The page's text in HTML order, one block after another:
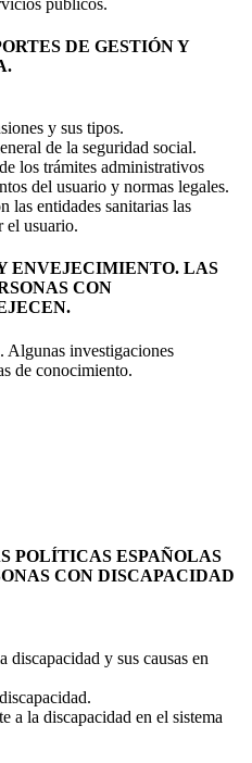
DE GESTIÓN Y
y sus tipos.
de la seguridad social.
los trámites administrativos
del usuario y normas legales.
las entidades sanitarias las
el usuario.
ENVEJECIMIENTO. LAS
CON
Algunas investigaciones
de conocimiento.
POLÍTICAS ESPAÑOLAS
CON DISCAPACIDAD
y sus causas en
a la discapacidad en el sistema